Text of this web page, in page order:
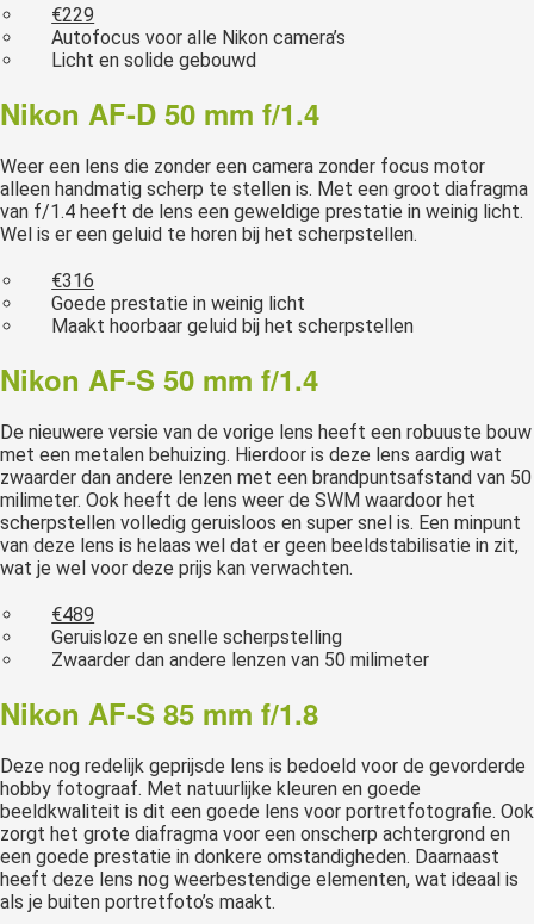
€229
Autofocus voor alle Nikon camera’s
Licht en solide gebouwd
Nikon AF-D 50 mm f/1.4
Weer een lens die zonder een camera zonder focus motor
alleen handmatig scherp te stellen is. Met een groot diafragma
van f/1.4 heeft de lens een geweldige prestatie in weinig licht.
Wel is er een geluid te horen bij het scherpstellen.
€316
Goede prestatie in weinig licht
Maakt hoorbaar geluid bij het scherpstellen
Nikon AF-S 50 mm f/1.4
De nieuwere versie van de vorige lens heeft een robuuste bouw
met een metalen behuizing. Hierdoor is deze lens aardig wat
zwaarder dan andere lenzen met een brandpuntsafstand van 50
milimeter. Ook heeft de lens weer de SWM waardoor het
scherpstellen volledig geruisloos en super snel is. Een minpunt
van deze lens is helaas wel dat er geen beeldstabilisatie in zit,
wat je wel voor deze prijs kan verwachten.
€489
Geruisloze en snelle scherpstelling
Zwaarder dan andere lenzen van 50 milimeter
Nikon AF-S 85 mm f/1.8
Deze nog redelijk geprijsde lens is bedoeld voor de gevorderde
hobby fotograaf. Met natuurlijke kleuren en goede
beeldkwaliteit is dit een goede lens voor portretfotografie. Ook
zorgt het grote diafragma voor een onscherp achtergrond en
een goede prestatie in donkere omstandigheden. Daarnaast
heeft deze lens nog weerbestendige elementen, wat ideaal is
als je buiten portretfoto’s maakt.